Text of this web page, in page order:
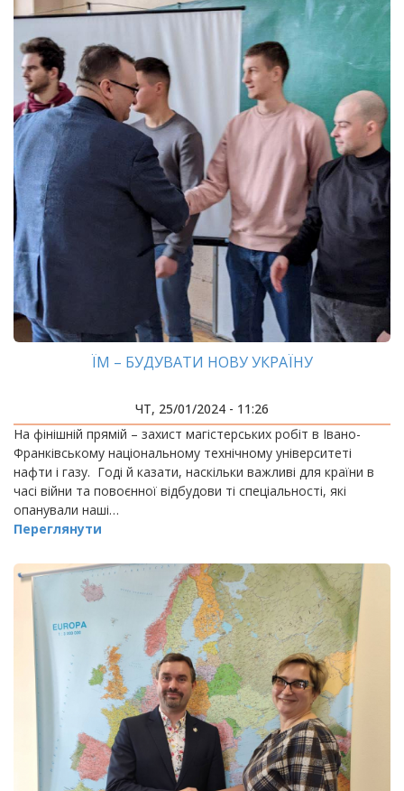
ЇМ – БУДУВАТИ НОВУ УКРАЇНУ
ЧТ, 25/01/2024 - 11:26
На фінішній прямій – захист магістерських робіт в Івано-
Франківському національному технічному університеті
нафти і газу. Годі й казати, наскільки важливі для країни в
часі війни та повоєнної відбудови ті спеціальності, які
опанували наші…
Переглянути